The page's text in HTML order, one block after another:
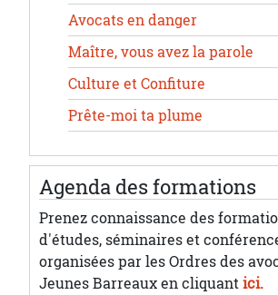
Avocats en danger
Maître, vous avez la parole
Culture et Confiture
Prête-moi ta plume
Agenda des formations
Prenez connaissance des
d'études, séminaires et
organisées par les Ordres des
Jeunes Barreaux en cliquantici.